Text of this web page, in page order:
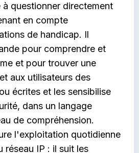
à questionner directement
en compte
de handicap. Il
pour comprendre et
et pour trouver une
aux utilisateurs des
écrites et les sensibilise
dans un langage
de compréhension.
l'exploitation quotidienne
réseau IP : il suit les